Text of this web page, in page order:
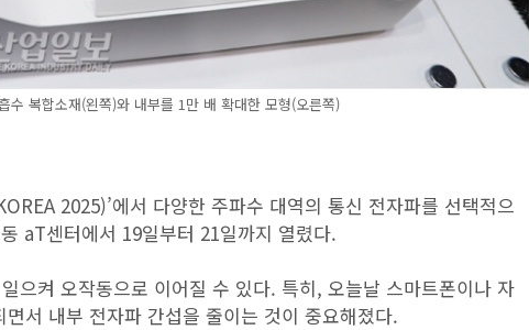
수 복합소재(왼쪽)와 내부를 1만 배 확대한 모형(오른쪽)
2025)’에서 다양한 주파수 대역의 통신 전자파를 선택적으
aT센터에서 19일부터 21일까지 열렸다.
으켜 오작동으로 이어질 수 있다. 특히, 오늘날 스마트폰이나 자
서 내부 전자파 간섭을 줄이는 것이 중요해졌다.